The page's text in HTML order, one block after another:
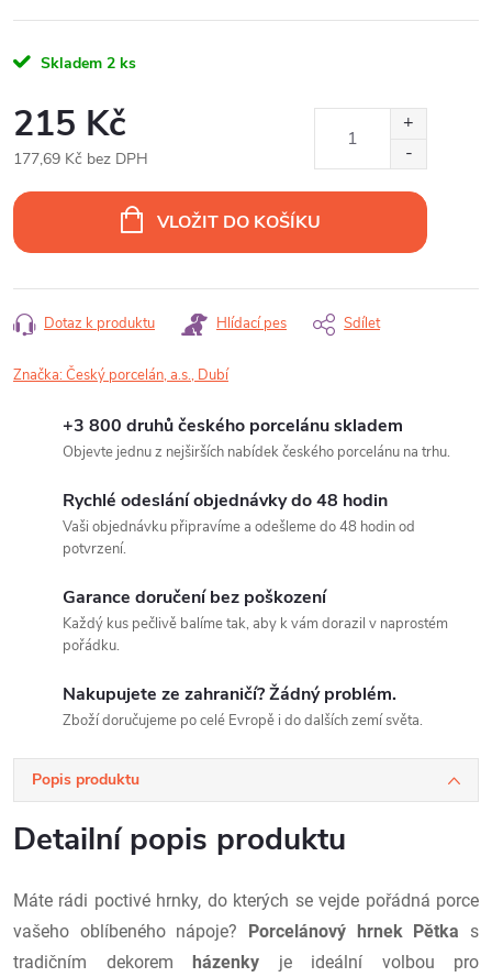
Skladem 2 ks
215 Kč
177,69 Kč bez DPH
cena:
VLOŽIT DO KOŠÍKU
Dotaz k produktu Hlídací pes Sdílet
Značka:Český porcelán, a.s., Dubí
+3 800 druhů českého porcelánu skladem
Objevte jednu z nejširších nabídek českého porcelánu na trhu.
Rychlé odeslání objednávky do 48 hodin
Vaši objednávku připravíme a odešleme do 48 hodin od
potvrzení.
Garance doručení bez poškození
Každý kus pečlivě balíme tak, aby k vám dorazil v naprostém
pořádku.
Nakupujete ze zahraničí? Žádný problém.
Zboží doručujeme po celé Evropě i do dalších zemí světa.
Popis produktu
Detailní popis produktu
Máte rádi poctivé hrnky, do kterých se vejde pořádná porce
vašeho oblíbeného nápoje? Porcelánový hrnek Pětka s
tradičním dekorem házenky je ideální volbou pro